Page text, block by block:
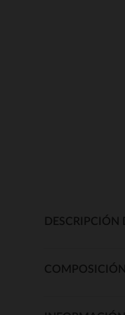
DESCRIPCIÓN